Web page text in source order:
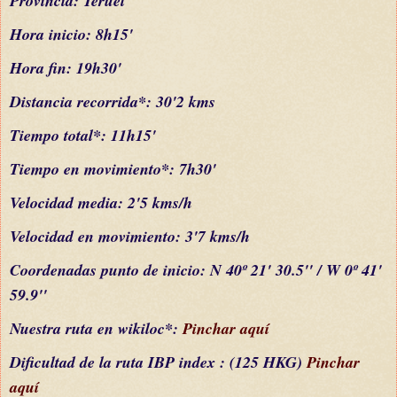
Hora inicio: 8h15'
Hora fin: 19h30'
Distancia recorrida*: 30'2 kms
Tiempo total*: 11h15'
Tiempo en movimiento*: 7h30'
Velocidad media: 2'5 kms/h
Velocidad en movimiento: 3'7 kms/h
Coordenadas punto de inicio:N 40º 21' 30.5'' / W 0º 41'
59.9''
Nuestra ruta en wikiloc*:Pinchar aquí
Dificultadde la ruta IBP index : (125 HKG)Pinchar
aquí